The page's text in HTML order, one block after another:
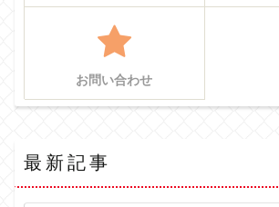
お問い合わせ
最新記事